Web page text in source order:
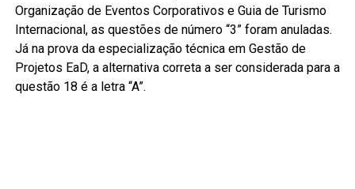
Organização de Eventos Corporativos e Guia de Turismo
Internacional, as questões de número “3” foram anuladas.
Já na prova da especialização técnica em Gestão de
Projetos EaD, a alternativa correta a ser considerada para a
questão 18 é a letra “A”.